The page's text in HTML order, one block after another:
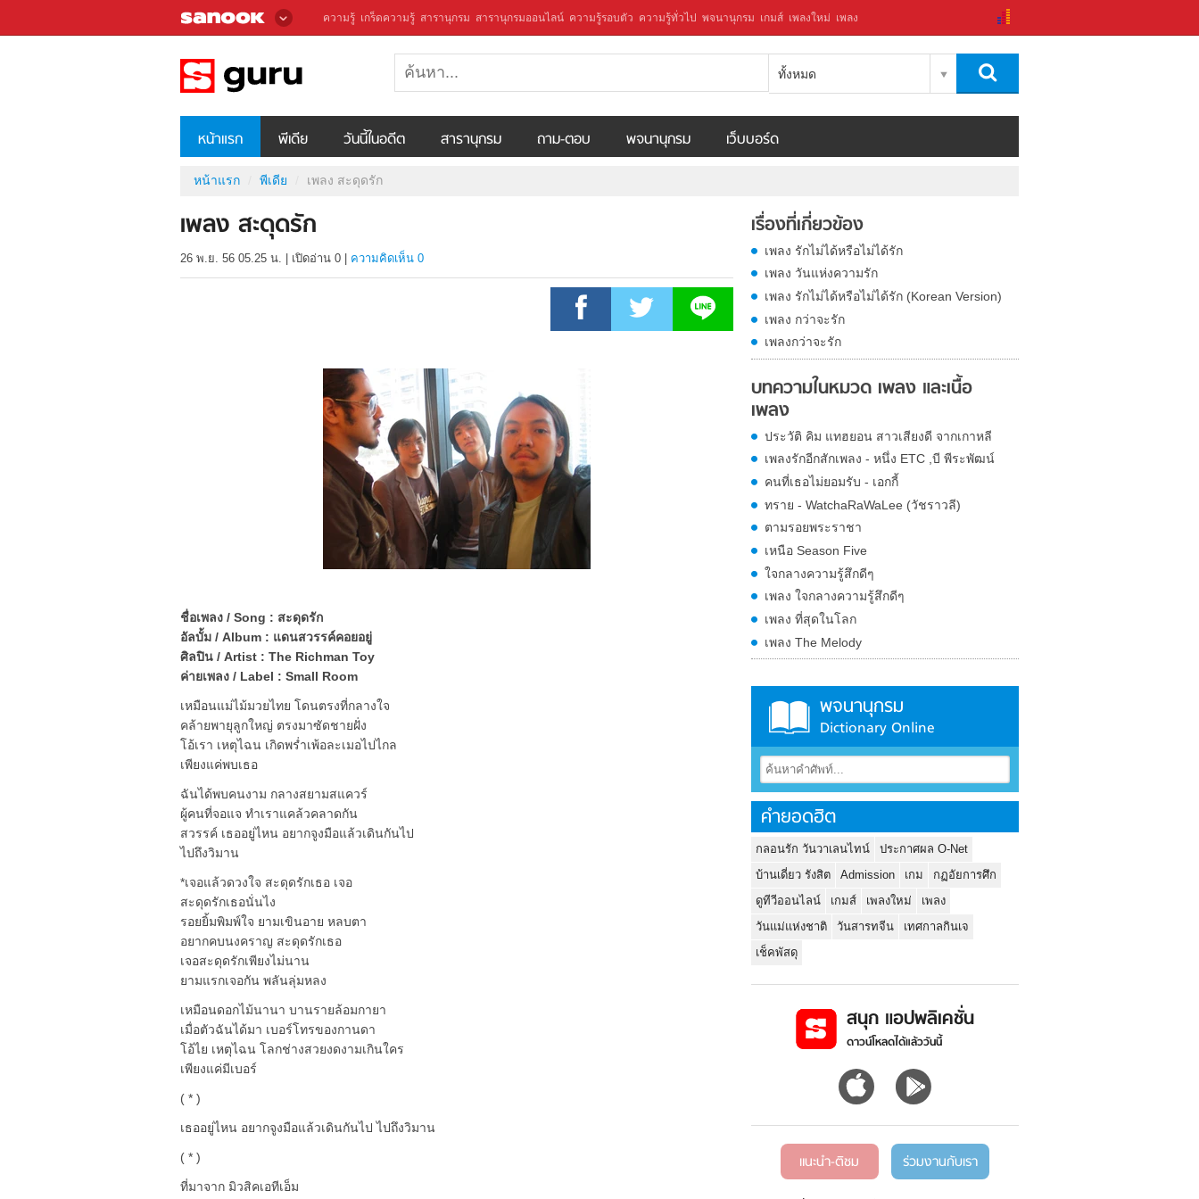
ความรู้ เกร็ดความรู้ สารานุกรม สารานุกรมออนไลน์ ความรู้รอบตัว ความรู้ทั่วไป พจนานุกรม เกมส์ เพลงใหม่ เพลง
ทั้งหมด
หน้าแรก พีเดีย วันนี้ในอดีต สารานุกรม ถาม-ตอบ พจนานุกรม เว็บบอร์ด
หน้าแรก พีเดีย เพลง สะดุดรัก
เพลง สะดุดรัก
26 พ.ย. 56 05.25 น. เปิดอ่าน 0 ความคิดเห็น 0
ชื่อเพลง / Song : สะดุดรัก
อัลบั้ม / Album : แดนสวรรค์คอยอยู่
ศิลปิน / Artist : The Richman Toy
ค่ายเพลง / Label : Small Room
เหมือนแม่ไม้มวยไทย โดนตรงที่กลางใจ
คล้ายพายุลูกใหญ่ ตรงมาซัดชายฝั่ง
โอ้เรา เหตุไฉน เกิดพร่ำเพ้อละเมอไปไกล
เพียงแค่พบเธอ
ฉันได้พบคนงาม กลางสยามสแควร์
ผู้คนที่จอแจ ทำเราแคล้วคลาดกัน
สวรรค์ เธออยู่ไหน อยากจูงมือแล้วเดินกันไป
ไปถึงวิมาน
*เจอแล้วดวงใจ สะดุดรักเธอ เจอ
สะดุดรักเธอนั่นไง
รอยยิ้มพิมพ์ใจ ยามเขินอาย หลบตา
อยากคบนงคราญ สะดุดรักเธอ
เจอสะดุดรักเพียงไม่นาน
ยามแรกเจอกัน พลันลุ่มหลง
เหมือนดอกไม้นานา บานรายล้อมกายา
เมื่อตัวฉันได้มา เบอร์โทรของกานดา
โอ้ไย เหตุไฉน โลกช่างสวยงดงามเกินใคร
เพียงแค่มีเบอร์
( * )
เธออยู่ไหน อยากจูงมือแล้วเดินกันไป ไปถึงวิมาน
( * )
ที่มาจาก มิวสิคเอทีเอ็ม
เรื่องที่เกี่ยวข้อง
เพลง รักไม่ได้หรือไม่ได้รัก
เพลง วันแห่งความรัก
เพลง รักไม่ได้หรือไม่ได้รัก (Korean Version)
เพลง กว่าจะรัก
เพลงกว่าจะรัก
บทความในหมวด เพลง และเนื้อ
เพลง
ประวัติ คิม แทฮยอน สาวเสียงดี จากเกาหลี
เพลงรักอีกสักเพลง - หนึ่ง ETC ,บี พีระพัฒน์
คนที่เธอไม่ยอมรับ - เอกกี้
ทราย - WatchaRaWaLee (วัชราวลี)
ตามรอยพระราชา
เหนือ Season Five
ใจกลางความรู้สึกดีๆ
เพลง ใจกลางความรู้สึกดีๆ
เพลง ที่สุดในโลก
เพลง The Melody
พจนานุกรม
Dictionary Online
คำยอดฮิต
กลอนรัก วันวาเลนไทน์
ประกาศผล O-Net
บ้านเดี่ยว รังสิต
Admission เกม
กฏอัยการศึก
ดูทีวีออนไลน์
เกมส์ เพลงใหม่
เพลง
วันแม่แห่งชาติ
วันสารทจีน
เทศกาลกินเจ
เช็คพัสดุ
สนุก แอปพลิเคชั่น
ดาวน์โหลดได้แล้ววันนี้
แนะนำ-ติชม ร่วมงานกับเรา